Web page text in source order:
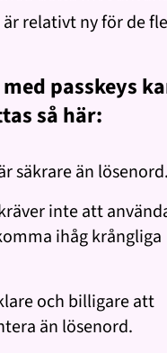
relativt ny för de
passkeys
så här:
säkrare än lösenord.
inte att
ihåg krångliga
och billigare att
än lösenord.